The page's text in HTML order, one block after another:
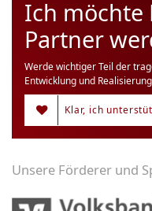
Ich möchte
Partner
Werde wichtiger Teil der
Entwicklung und
Klar, ich
Unsere Förderer und